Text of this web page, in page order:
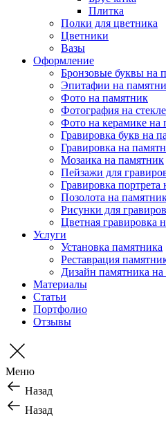
Плитка
Полки для цветника
Цветники
Вазы
Оформление
Бронзовые буквы на
Эпитафии на
Фото на памятник
Фотография на
Фото на керамике на
Гравировка букв на
Гравировка на
Мозаика на памятник
Пейзажи для
Гравировка портрета
Позолота на
Рисунки для
Цветная гравировка
Услуги
Установка памятника
Реставрация
Дизайн памятника
Материалы
Статьи
Портфолио
Отзывы
Меню
Назад
Назад